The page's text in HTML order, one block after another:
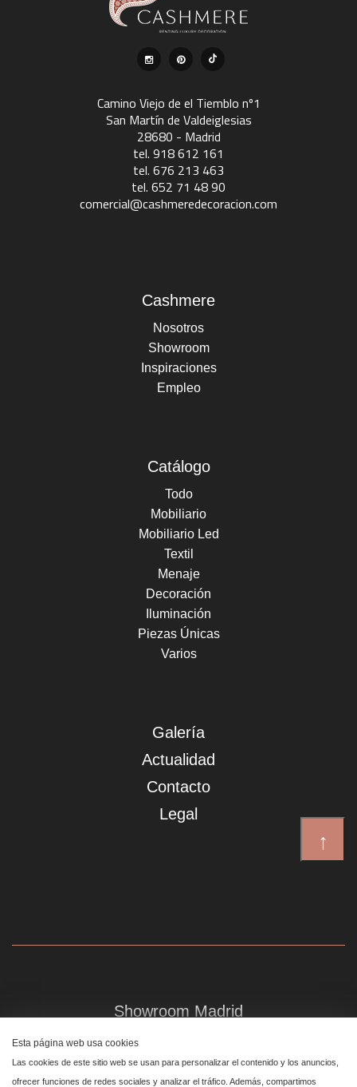
↑
Camino Viejo de el Tiemblo nº1
San Martín de Valdeiglesias
28680 - Madrid
tel. 918 612 161
tel. 676 213 463
tel. 652 71 48 90
comercial@cashmeredecoracion.com
Cashmere
Nosotros
Showroom
Inspiraciones
Empleo
Catálogo
Todo
Mobiliario
Mobiliario Led
Textil
Menaje
Decoración
Iluminación
Piezas Únicas
Varios
Galería
Actualidad
Contacto
Legal
Showroom Madrid
Plaza de Canalejas 6, 4 izq
Centro, 28014 Madrid
Esta página web usa cookies
Las cookies de este sitio web se usan para personalizar el contenido y los anuncios,
ofrecer funciones de redes sociales y analizar el tráfico. Además, compartimos